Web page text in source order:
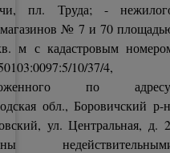
пл. Труда; -
магазинов № 7 и 70
м с кадастровым
10/37/4,
по
обл., Боровичский р-
ул. Центральная, д.